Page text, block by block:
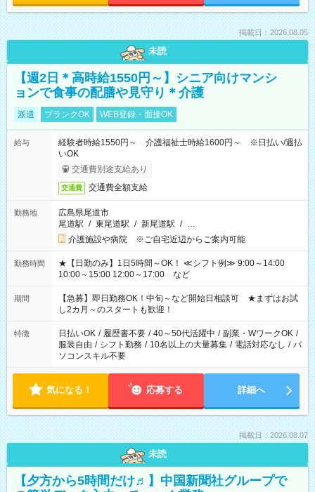
掲載日：2026.08.05
未読
【週2日＊高時給1550円～】シニア向けマンシ
ョンで食事の配膳や見守り＊介護
派遣 ブランクOK WEB登録・面接OK
給与
経験者時給1550円～ 介護福祉士時給1600円～ ※日払い/週払
いOK
交通費別途支給あり
交通費 交通費全額支給
勤務地
広島県尾道市
尾道駅 / 東尾道駅 / 新尾道駅 / …
介護施設や病院 ※ご自宅近辺からご案内可能
勤務時間
★【日勤のみ】1日5時間～OK！ ≪シフト例≫ 9:00～14:00
10:00～15:00 12:00～17:00 など
期間
【急募】即日勤務OK！中旬～など開始日相談可 ★まずはお試
し2カ月～のスタートも歓迎！
特徴 日払いOK / 履歴書不要 / 40～50代活躍中 / 副業・WワークOK /
服装自由 / シフト勤務 / 10名以上の大量募集 / 電話対応なし / パ
ソコンスキル不要
気になる！ 応募する 詳細へ
掲載日：2026.08.07
未読
【夕方から5時間だけ♬】中国新聞社グループで